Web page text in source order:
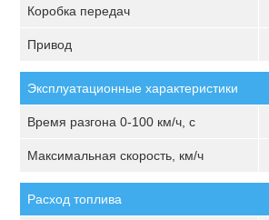
Коробка передач
Привод
Эксплуатационные характеристики
Время разгона 0-100 км/ч, с
Максимальная скорость, км/ч
Расход топлива